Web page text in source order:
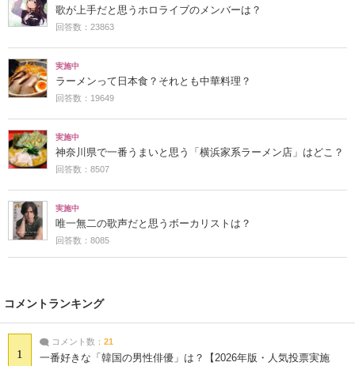
歌が上手だと思うホロライブのメンバーは？
回答数：23863
実施中
ラーメンって日本食？それとも中華料理？
回答数：19649
実施中
神奈川県で一番うまいと思う「横浜家系ラーメン店」はどこ？
回答数：8507
実施中
唯一無二の歌声だと思うボーカリストは？
回答数：8085
コメントランキング
1
コメント数： 21
一番好きな「韓国の男性俳優」は？【2026年版・人気投票実施